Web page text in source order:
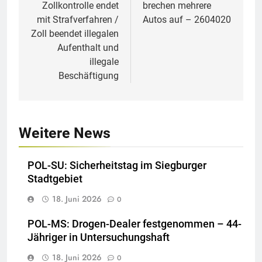
Zollkontrolle endet
mit Strafverfahren /
Zoll beendet illegalen
Aufenthalt und
illegale
Beschäftigung
brechen mehrere
Autos auf – 2604020
Weitere News
POL-SU: Sicherheitstag im Siegburger
Stadtgebiet
18. Juni 2026
0
POL-MS: Drogen-Dealer festgenommen – 44-
Jähriger in Untersuchungshaft
18. Juni 2026
0